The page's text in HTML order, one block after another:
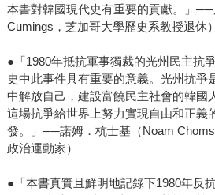
本書對韓國現代史有重要的貢獻。」
Cumings，芝加哥大學歷史系教授退休）
●「1980年抵抗軍事獨裁的光州民主抗
史中此事件具有重要的意義。光州抗爭
中解放自己，建設富饒民主社會的韓國
這場抗爭給世界上努力實現自由和正義
發。」──諾姆．杭士基（Noam
政治運動家）
●「本書真實且鮮明地記錄下1980年反